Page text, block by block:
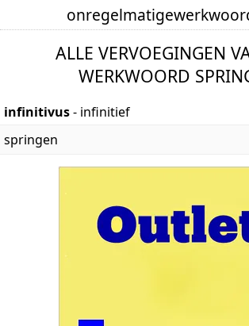
onregelmatige
ALLE VERVOEGINGEN
WERKWOORD
infinitivus- infinitief
springen